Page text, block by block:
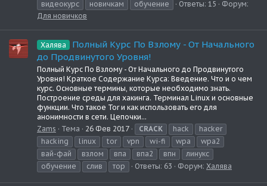
видеокурс
новичкам обучение Ответы: 15
Форум:
Для новичков
Халява
Полный Курс По Взлому - От Начального
до Продвинутого Уровня!
Полный Курс По Взлому - От Начального до Продвинутого
Уровня! Краткое Содержание Курса: Введение. Что и о чем
курс. Основные термины, которые необходимо знать.
Построение среды для хакинга. Терминал Linux и основные
функции. Что такое Tor и как использовать его для
анонимности в сети. Цепочки...
Zams
Тема 26 Фев 2017 CRACK hack
hacker
hacking
linux tor vpn wi-fi wpa
wpa2
вай-фай
взлом впа впа2 впн
линукс
обучение
слив тор Ответы: 63 Форум: Халява